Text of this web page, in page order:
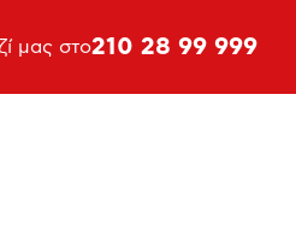
μας στο210 28 99 999